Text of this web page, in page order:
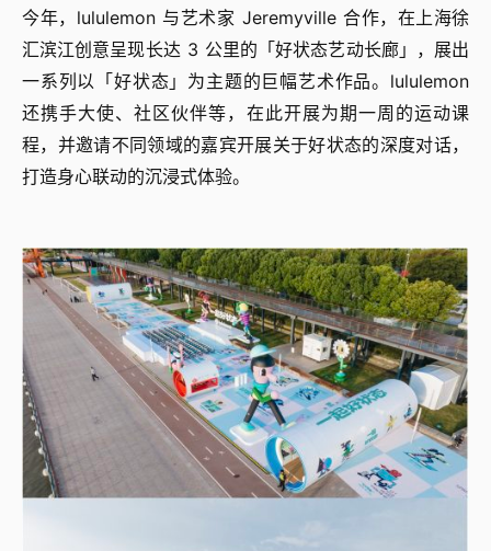
今年，lululemon 与艺术家 Jeremyville 合作，在上海徐
汇滨江创意呈现长达 3 公里的「好状态艺动长廊」，展出
一系列以「好状态」为主题的巨幅艺术作品。lululemon
还携手大使、社区伙伴等，在此开展为期一周的运动课
程，并邀请不同领域的嘉宾开展关于好状态的深度对话，
打造身心联动的沉浸式体验。